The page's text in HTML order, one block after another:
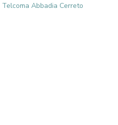
Telcoma Abbadia Cerreto